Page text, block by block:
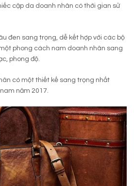
cặp da doanh nhân có thời gian sử
đen sang trọng, dễ kết hợp với các bộ
phong cách nam doanh nhân sang
phong độ.
có một thiết kế sang trọng nhất
năm 2017.